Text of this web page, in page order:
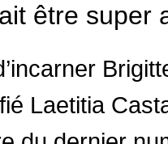
être super
Laetitia